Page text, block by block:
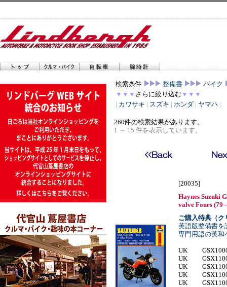
検索条件 整備書
バイク
▼▼▼ さらに絞り込む ▼▼▼
| カワサキ | スズキ | ホンダ | ヤマハ |
260件の検索結果があります。
1 ～ 15 件を表示しています。
[20035]
Haynes Suzuki
valve Fours (79
ご購入特典（ク
英語版整備書を
専門用語の英和
UK
UK
UK
UK
UK